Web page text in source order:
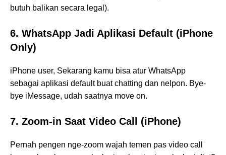
butuh balikan secara legal).
6. WhatsApp Jadi Aplikasi Default (iPhone
Only)
iPhone user, Sekarang kamu bisa atur WhatsApp
sebagai aplikasi default buat chatting dan nelpon. Bye-
bye iMessage, udah saatnya move on.
7. Zoom-in Saat Video Call (iPhone)
Pernah pengen nge-zoom wajah temen pas video call